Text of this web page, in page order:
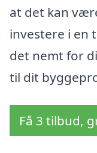
at det kan
investere i en
det nemt for
til dit
Få 3 tilbud,